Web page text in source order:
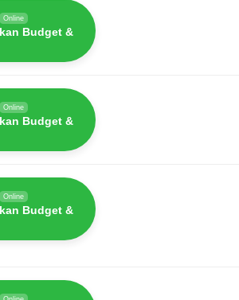
Online
Budget &
Online
Budget &
Online
Budget &